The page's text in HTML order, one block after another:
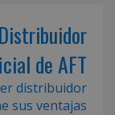
de AFT
distribuidor
sus ventajas